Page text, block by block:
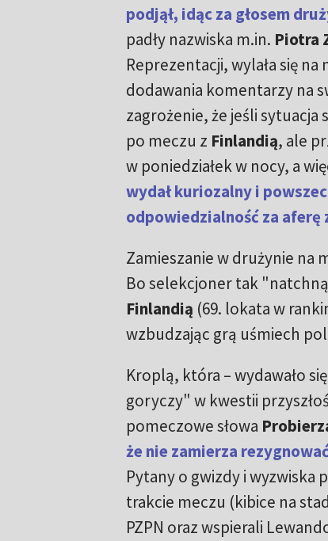
podjął, idąc za głosem
padły nazwiska m.in. Piotra
Reprezentacji, wylała się
dodawania komentarzy na
zagrożenie, że jeśli
po meczu z Finlandią, ale
w poniedziałek w nocy, a
wydał kuriozalny i
odpowiedzialność za aferę
Zamieszanie w drużynie na
Bo selekcjoner tak
Finlandią (69. lokata w
wzbudzając grą uśmiech
Kroplą, która – wydawało
goryczy" w kwestii
pomeczowe słowa
że nie zamierza
Pytany o gwizdy i wyzwiska
trakcie meczu (kibice na
PZPN oraz wspierali